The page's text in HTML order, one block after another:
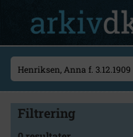
Filtrering